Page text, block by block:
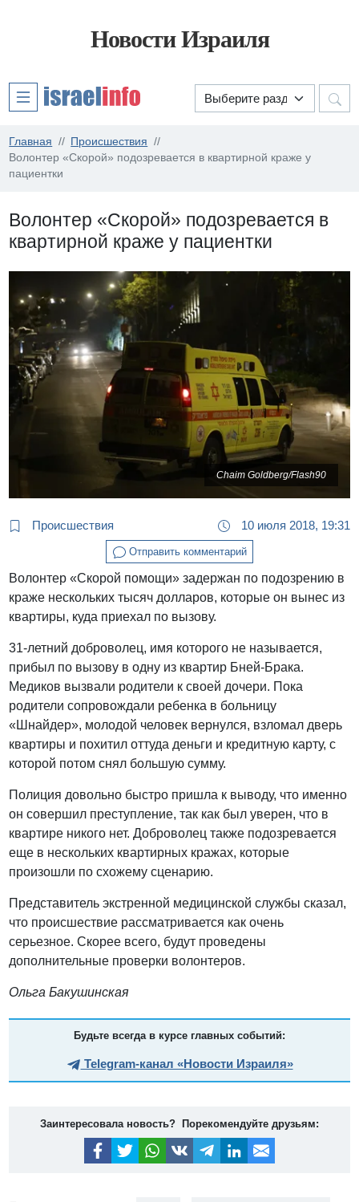
Новости Израиля
Главная
Происшествия
Волонтер «Скорой» подозревается в квартирной краже у
пациентки
Волонтер «Скорой» подозревается в
квартирной краже у пациентки
Chaim Goldberg/Flash90
Происшествия 10 июля 2018, 19:31
Отправить комментарий
Волонтер «Скорой помощи» задержан по подозрению в
краже нескольких тысяч долларов, которые он вынес из
квартиры, куда приехал по вызову.
31-летний доброволец, имя которого не называется,
прибыл по вызову в одну из квартир Бней-Брака.
Медиков вызвали родители к своей дочери. Пока
родители сопровождали ребенка в больницу
«Шнайдер», молодой человек вернулся, взломал дверь
квартиры и похитил оттуда деньги и кредитную карту, с
которой потом снял большую сумму.
Полиция довольно быстро пришла к выводу, что именно
он совершил преступление, так как был уверен, что в
квартире никого нет. Доброволец также подозревается
еще в нескольких квартирных кражах, которые
произошли по схожему сценарию.
Представитель экстренной медицинской службы сказал,
что происшествие рассматривается как очень
серьезное. Скорее всего, будут проведены
дополнительные проверки волонтеров.
Ольга Бакушинская
Будьте всегда в курсе главных событий:
Telegram-канал «Новости Израиля»
Заинтересовала новость? Порекомендуйте друзьям: